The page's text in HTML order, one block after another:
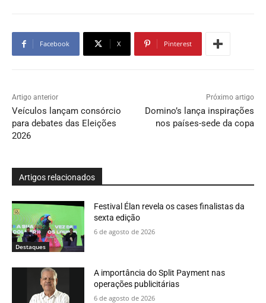
Facebook X Pinterest
Artigo anterior
Veículos lançam consórcio
para debates das Eleições
2026
Próximo artigo
Domino’s lança inspirações
nos países-sede da copa
Artigos relacionados
Destaques
Festival Élan revela os cases finalistas da
sexta edição
6 de agosto de 2026
A importância do Split Payment nas
operações publicitárias
6 de agosto de 2026